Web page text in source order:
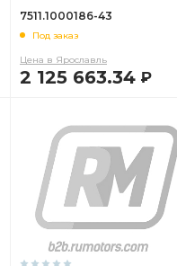
7511.1000186-43
Под заказ
Цена в Ярославль
2 125 663.34 Р